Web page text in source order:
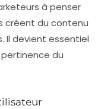
à penser
créent du contenu
Il devient essentiel
du